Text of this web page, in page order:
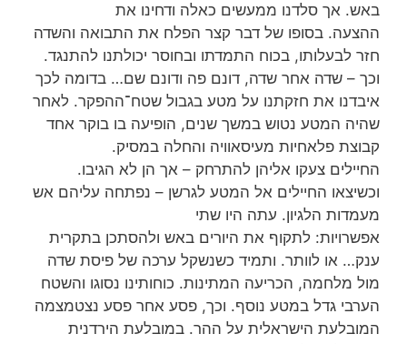
באש. אך סלדנו ממעשים כאלה ודחינו את
ההצעה. בסופו של דבר קצר הפלח את התבואה והשדה
חזר לבעלותו, בכוח התמדתו ובחוסר יכולתנו להתנגד.
וכך – שדה אחר שדה, דונם פה ודונם שם… בדומה לכך
איבדנו את חזקתנו על מטע בגבול שטח־ההפקר. לאחר
שהיה המטע נטוש במשך שנים, הופיעה בו בוקר אחד
קבוצת פלאחיות מעיסאוויה והחלה במסיק.
החיילים צעקו אליהן להתרחק – אך הן לא הגיבו.
וכשיצאו החיילים אל המטע לגרשן – נפתחה עליהם אש
מעמדות הלגיון. עתה היו שתי
אפשרויות: לתקוף את היורים באש ולהסתכן בתקרית
ענק… או לוותר. ותמיד כשנשקל ערכה של פיסת שדה
מול מלחמה, הכריעה המתינות. כוחותינו נסוגו והשטח
הערבי גדל במטע נוסף. וכך, פסע אחר פסע נצטמצמה
המובלעת הישראלית על ההר. במובלעת הירדנית